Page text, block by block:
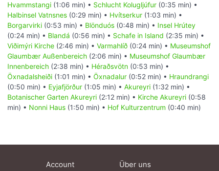
Hvammstangi (1:06 min) • Schlucht Kolugljúfur (0:35 min) •
Halbinsel Vatnsnes (0:29 min) • Hvítserkur (1:03 min) •
Borgarvirki (0:53 min) • Blönduós (0:48 min) • Insel Hrútey
(0:24 min) • Blandá (0:56 min) • Schafe in Island (2:35 min) •
Viðimýri Kirche (2:46 min) • Varmahlíð (0:24 min) • Museumshof
Glaumbær Außenbereich (2:06 min) • Museumshof Glaumbær
Innenbereich (2:38 min) • Héraðsvötn (0:53 min) •
Öxnadalsheiði (1:01 min) • Öxnadalur (0:52 min) • Hraundrangi
(0:50 min) • Eyjafjörður (1:05 min) • Akureyri (1:32 min) •
Botanischer Garten Akureyri (2:12 min) • Kirche Akureyri (0:58
min) • Nonni Haus (1:50 min) • Hof Kulturzentrum (0:40 min)
Account Über uns